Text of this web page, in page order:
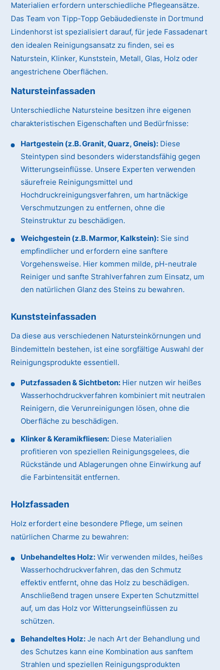
Materialien erfordern unterschiedliche Pflegeansätze.
Das Team von Tipp-Topp Gebäudedienste in Dortmund
Lindenhorst ist spezialisiert darauf, für jede Fassadenart
den idealen Reinigungsansatz zu finden, sei es
Naturstein, Klinker, Kunststein, Metall, Glas, Holz oder
angestrichene Oberflächen.
Natursteinfassaden
Unterschiedliche Natursteine besitzen ihre eigenen
charakteristischen Eigenschaften und Bedürfnisse:
Hartgestein (z.B. Granit, Quarz, Gneis): Diese
Steintypen sind besonders widerstandsfähig gegen
Witterungseinflüsse. Unsere Experten verwenden
säurefreie Reinigungsmittel und
Hochdruckreinigungsverfahren, um hartnäckige
Verschmutzungen zu entfernen, ohne die
Steinstruktur zu beschädigen.
Weichgestein (z.B. Marmor, Kalkstein): Sie sind
empfindlicher und erfordern eine sanftere
Vorgehensweise. Hier kommen milde, pH-neutrale
Reiniger und sanfte Strahlverfahren zum Einsatz, um
den natürlichen Glanz des Steins zu bewahren.
Kunststeinfassaden
Da diese aus verschiedenen Natursteinkörnungen und
Bindemitteln bestehen, ist eine sorgfältige Auswahl der
Reinigungsprodukte essentiell.
Putzfassaden & Sichtbeton: Hier nutzen wir heißes
Wasserhochdruckverfahren kombiniert mit neutralen
Reinigern, die Verunreinigungen lösen, ohne die
Oberfläche zu beschädigen.
Klinker & Keramikfliesen: Diese Materialien
profitieren von speziellen Reinigungsgelees, die
Rückstände und Ablagerungen ohne Einwirkung auf
die Farbintensität entfernen.
Holzfassaden
Holz erfordert eine besondere Pflege, um seinen
natürlichen Charme zu bewahren:
Unbehandeltes Holz: Wir verwenden mildes, heißes
Wasserhochdruckverfahren, das den Schmutz
effektiv entfernt, ohne das Holz zu beschädigen.
Anschließend tragen unsere Experten Schutzmittel
auf, um das Holz vor Witterungseinflüssen zu
schützen.
Behandeltes Holz: Je nach Art der Behandlung und
des Schutzes kann eine Kombination aus sanftem
Strahlen und speziellen Reinigungsprodukten